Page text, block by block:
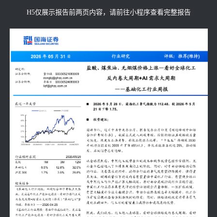
H5仅展示报告前两页内容，请前往小程序查看完整报告